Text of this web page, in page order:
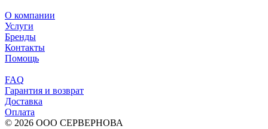
О компании
Услуги
Бренды
Контакты
Помощь
FAQ
Гарантия и возврат
Доставка
Оплата
© 2026 ООО СЕРВЕРНОВА